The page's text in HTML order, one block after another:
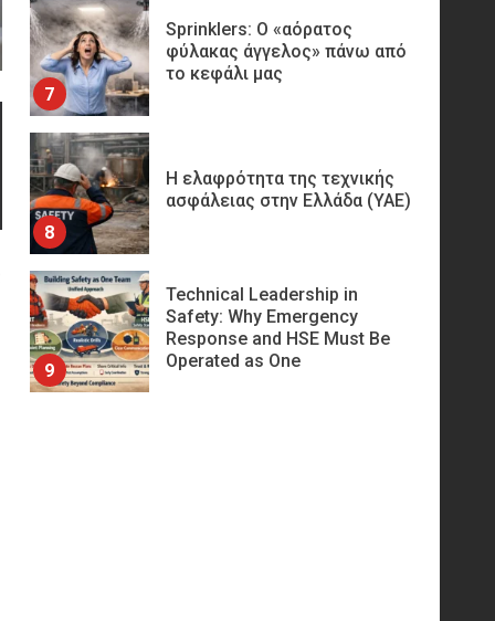
7
Sprinklers: Ο «αόρατος
φύλακας άγγελος» πάνω από
το κεφάλι μας
8
Η ελαφρότητα της τεχνικής
ασφάλειας στην Ελλάδα (ΥΑΕ)
9
Technical Leadership in
Safety: Why Emergency
Response and HSE Must Be
Operated as One